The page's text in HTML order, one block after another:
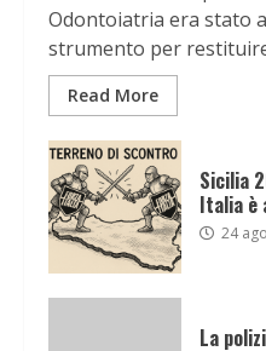
Odontoiatria era stato
strumento per
Read More
Sicilia
Italia è
24
La